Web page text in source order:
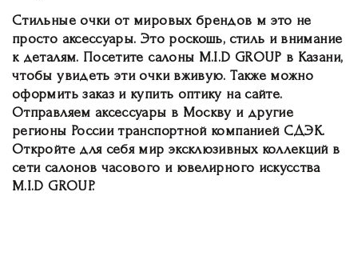
Стильные очки от мировых брендов м это не
просто аксессуары. Это роскошь, стиль и внимание
к деталям. Посетите салоны М.I.D GROUP в Казани,
чтобы увидеть эти очки вживую. Также можно
оформить заказ и купить оптику на сайте.
Отправляем аксессуары в Москву и другие
регионы России транспортной компанией СДЭК.
Откройте для себя мир эксклюзивных коллекций в
сети салонов часового и ювелирного искусства
М.I.D GROUP.